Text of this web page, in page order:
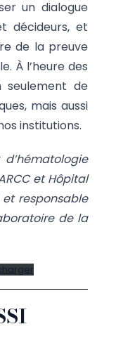
un dialogue
décideurs, et
de la preuve
À l’heure des
seulement de
mais aussi
institutions.
et Hôpital
et responsable
de la